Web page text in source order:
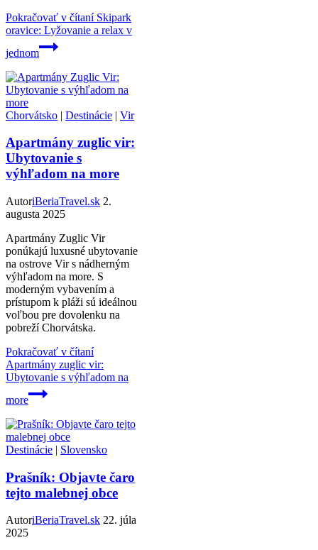
Pokračovať v čítaníSkipark
oravice: Lyžovanie a relax v
jednom
Chorvátsko | Destinácie | Vir
Apartmány zuglic vir:
Ubytovanie s
výhľadom na more
AutoriBeriaTravel.sk 2.
augusta 2025
Apartmány Zuglic Vir
ponúkajú luxusné ubytovanie
na ostrove Vir s nádherným
výhľadom na more. S
moderným vybavením a
prístupom k pláži sú ideálnou
voľbou pre dovolenku na
pobreží Chorvátska.
Pokračovať v čítaní
Apartmány zuglic vir:
Ubytovanie s výhľadom na
more
Destinácie | Slovensko
Prašník: Objavte čaro
tejto malebnej obce
AutoriBeriaTravel.sk 22. júla
2025